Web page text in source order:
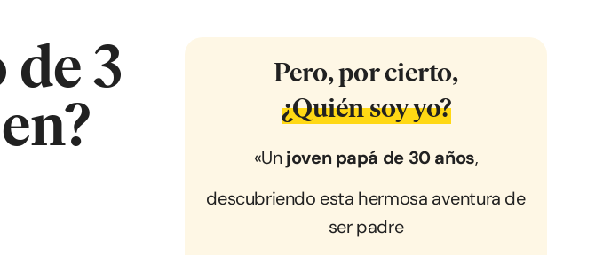
3
Pero, por cierto,
¿Quién soy yo?
«Unjoven papá de 30 años,
descubriendo esta hermosa aventura de
ser padre